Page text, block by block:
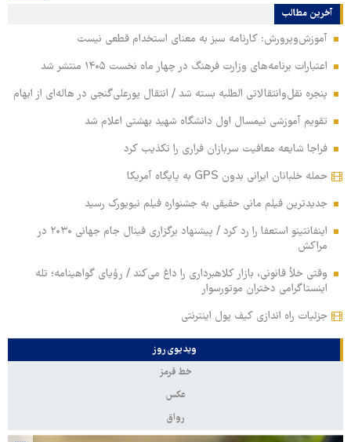
آخرین مطالب
آموزش‌وپرورش: کارنامه سبز به معنای استخدام قطعی نیست
اعتبارات برنامه‌های وزارت فرهنگ در چهار ماه نخست ۱۴۰۵ منتشر شد
پنجره نقل‌وانتقالاتی الطلبه بسته شد / انتقال پورعلی‌گنجی در هاله‌ای از ابهام
تقویم آموزشی نیمسال اول دانشگاه شهید بهشتی اعلام شد
فراجا شایعه معافیت سربازان فراری را تکذیب کرد
حمله خلبانان ایرانی بدون GPS به پایگاه آمریکا
جدیدترین فیلم مانی حقیقی به جشنواره فیلم نیویورک رسید
اینفانتینو استعفا را رد کرد / پیشنهاد برگزاری فینال جام جهانی ۲۰۳۰ در
مراکش
وقتی خلأ قانونی، بازار کلاهبرداری را داغ می‌کند / رؤیای گواهینامه؛ تله
اینستاگرامی دختران موتورسوار
جزئیات راه اندازی کیف پول اینترنتی
ویدیوی روز
خط قرمز
عکس
رواق